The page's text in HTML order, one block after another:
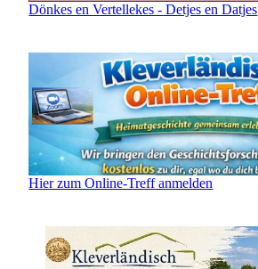
Dönkes en Vertellekes - Detjes en Datjes
Hier zum Online-Treff anmelden